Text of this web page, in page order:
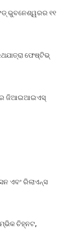
ଭୁବନେଶ୍ୱରର ୧୧
ଫେଷ୍ଟିଭ୍
ଜିଆଇଆଇଏସ୍
ଏବଂ ରିଲାଏନ୍ସ
ଚିହ୍ନଟ,